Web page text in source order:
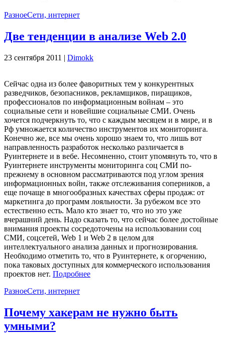
РазноеСети, интернет
Две тенденции в анализе Web 2.0
23 сентября 2011 | Dimokk
Сейчас одна из более фаворитных тем у конкурентных
разведчиков, безопасников, рекламщиков, пиращиков,
профессионалов по информационным войнам – это
социальные сети и новейшие социальные СМИ. Очень
хочется подчеркнуть то, что с каждым месяцем и в мире, и в
Рф умножается количество инструментов их мониторинга.
Конечно же, все мы очень хорошо знаем то, что лишь вот
направленность разработок несколько различается в
Руинтернете и в вебе. Несомненно, стоит упомянуть то, что в
Руинтернете инструменты мониторинга соц СМИ по-
прежнему в основном рассматриваются под углом зрения
информационных войн, также отслеживания соперников, а
еще почаще в многообразных качествах сферы продаж: от
маркетинга до программ лояльности. За рубежом все это
естественно есть. Мало кто знает то, что но это уже
вчерашний день. Надо сказать то, что сейчас более достойные
внимания проекты сосредоточены на использовании соц
СМИ, соцсетей, Web 1 и Web 2 в целом для
интеллектуального анализа данных и прогнозирования.
Необходимо отметить то, что в Руинтернете, к огорчению,
пока таковых доступных для коммерческого использования
проектов нет. Подробнее
РазноеСети, интернет
Почему хакерам не нужно быть
умными?